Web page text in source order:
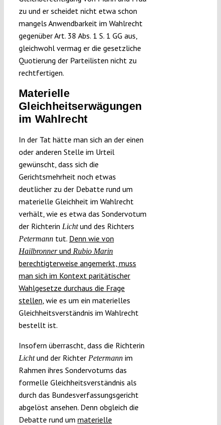
zu und er scheidet nicht etwa schon
mangels Anwendbarkeit im Wahlrecht
gegenüber Art. 38 Abs. 1 S. 1 GG aus,
gleichwohl vermag er die gesetzliche
Quotierung der Parteilisten nicht zu
rechtfertigen.
Materielle
Gleichheitserwägungen
im Wahlrecht
In der Tat hätte man sich an der einen
oder anderen Stelle im Urteil
gewünscht, dass sich die
Gerichtsmehrheit noch etwas
deutlicher zu der Debatte rund um
materielle Gleichheit im Wahlrecht
verhält, wie es etwa das Sondervotum
der Richterin Lichtund des Richters
Petermanntut. Denn wie von
Hailbronnerund Rubio Marin
berechtigterweise angemerkt, muss
man sich im Kontext paritätischer
Wahlgesetze durchaus die Frage
stellen , wie es um ein materielles
Gleichheitsverständnis im Wahlrecht
bestellt ist.
Insofern überrascht, dass die Richterin
Lichtund der Richter Petermannim
Rahmen ihres Sondervotums das
formelle Gleichheitsverständnis als
durch das Bundesverfassungsgericht
abgelöst ansehen. Denn obgleich die
Debatte rund um materielle